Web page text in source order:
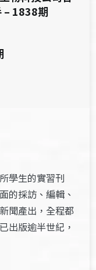
– 1838期
學生的實習刊
的採訪、編輯、
聞產出，全程都
出版逾半世紀，